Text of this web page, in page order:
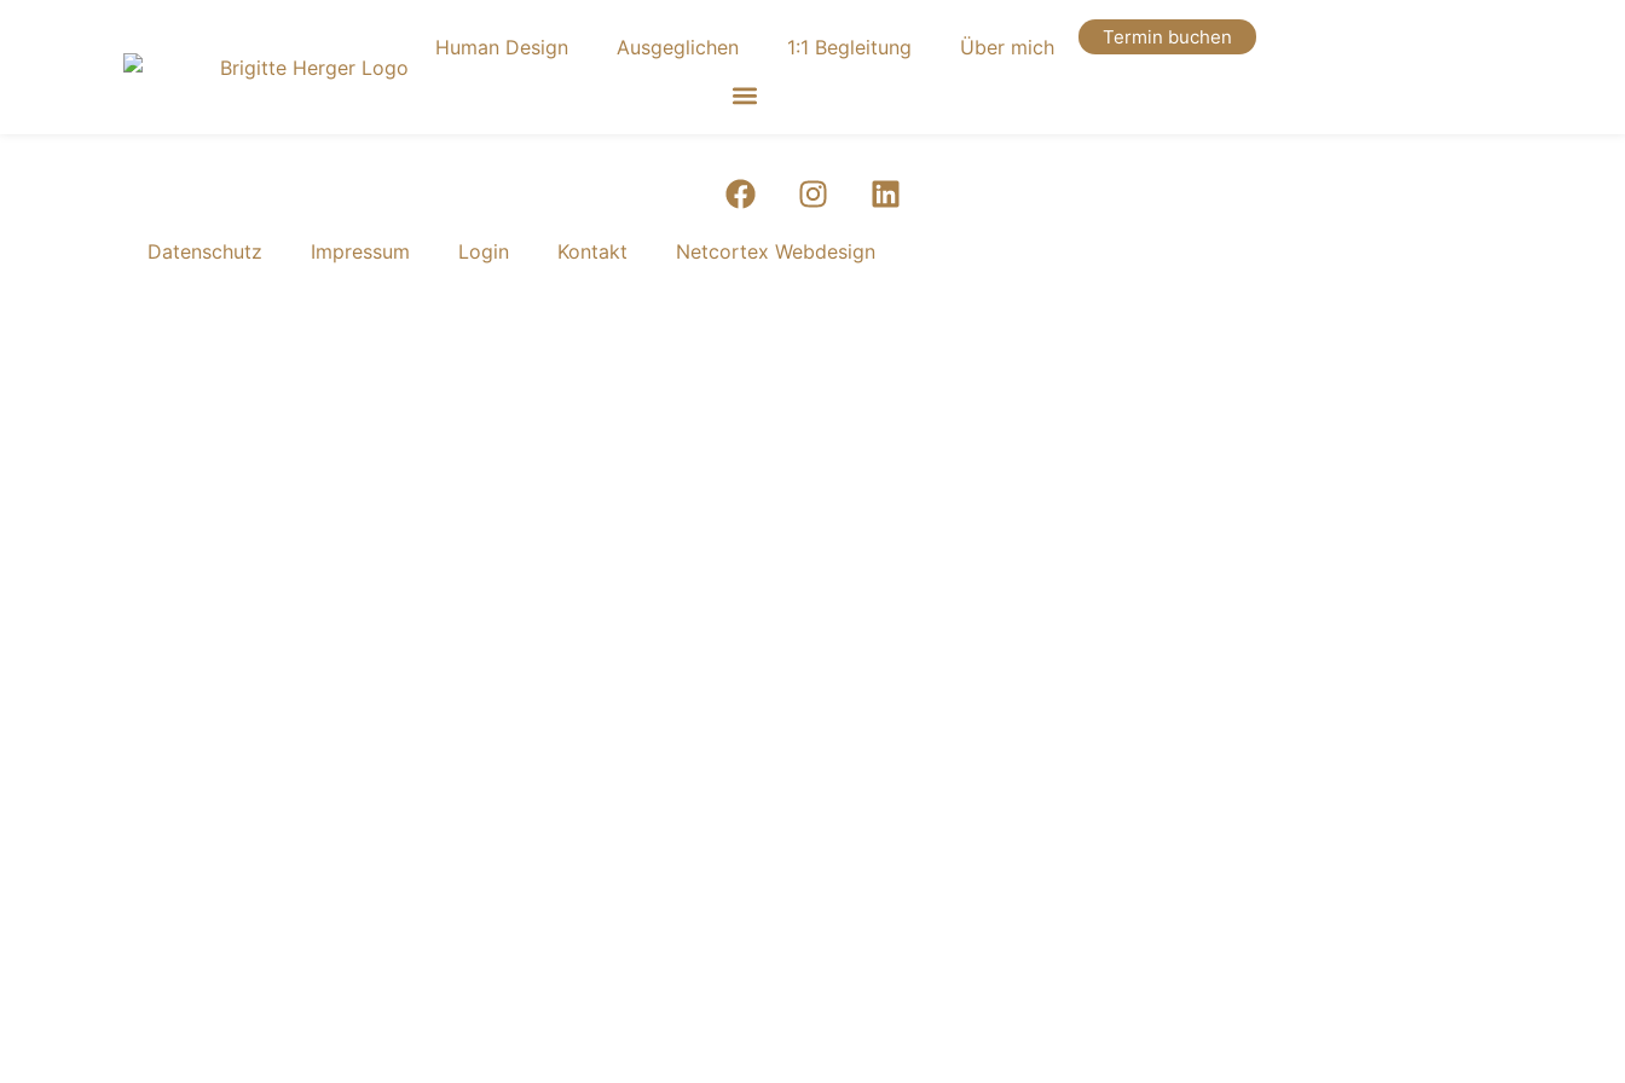
Human Design Ausgeglichen 1:1 Begleitung Über mich Termin buchen
Datenschutz Impressum Login Kontakt Netcortex Webdesign